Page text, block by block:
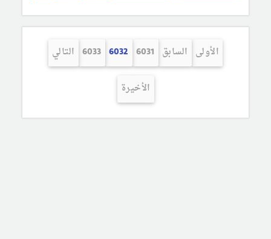
الأولى السابق 6031
6032
6033 التالي
الأخيرة